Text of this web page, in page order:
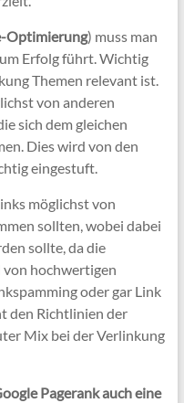
Optimierung) muss man
Erfolg führt. Wichtig
Themen relevant ist.
von anderen
sich dem gleichen
Dies wird von den
eingestuft.
möglichst von
sollten, wobei dabei
sollte, da die
von hochwertigen
oder gar Link
den Richtlinien der
Mix bei der Verlinkung
Pagerank auch eine